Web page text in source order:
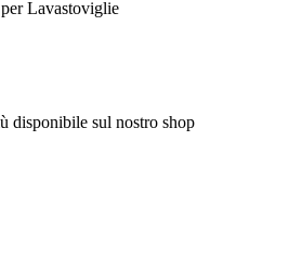
Lavastoviglie
disponibile sul nostro shop